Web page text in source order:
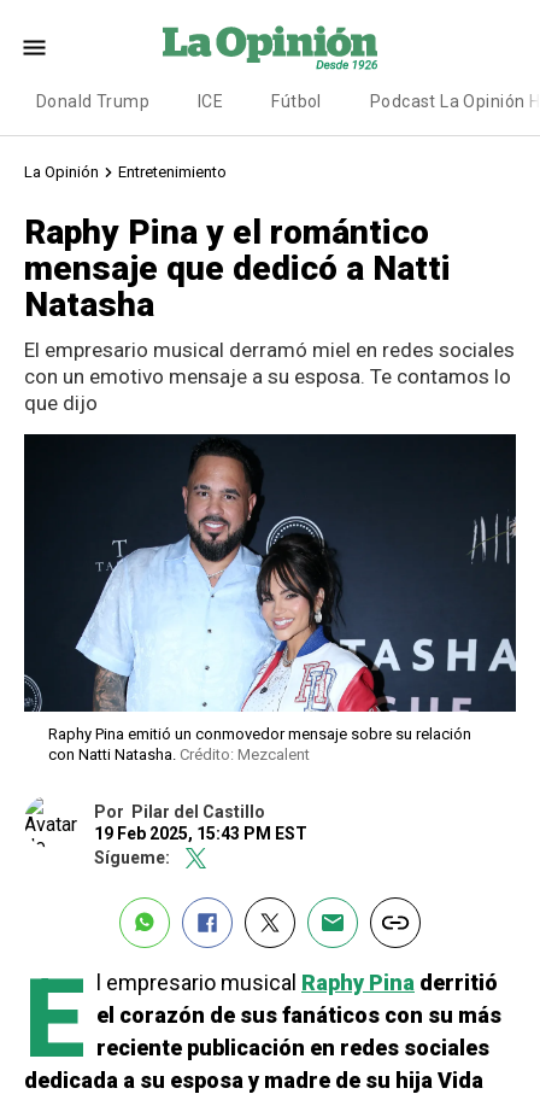
Donald Trump ICE Fútbol Podcast La Opinión
La Opinión Entretenimiento
Raphy Pina y el romántico
mensaje que dedicó a Natti
Natasha
El empresario musical derramó miel en redes sociales
con un emotivo mensaje a su esposa. Te contamos lo
que dijo
Raphy Pina emitió un conmovedor mensaje sobre su relación
con Natti Natasha. Crédito: Mezcalent
Por Pilar del Castillo
19 Feb 2025, 15:43 PM EST
Sígueme:
E l empresario musical Raphy Pina derritió
el corazón de sus fanáticos con su más
reciente publicación en redes sociales
dedicada a su esposa y madre de su hija Vida